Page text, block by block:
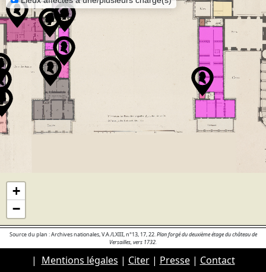
+
−
Source du plan : Archives nationales, V.A./LXIII, n°13, 17, 22.Plan forgé du deuxième étage du château de
Versailles, vers 1732.
| Mentions légales | Citer| Presse| Contact